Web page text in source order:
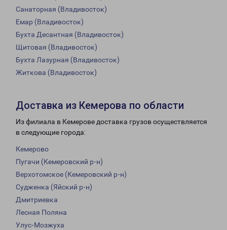
Санаторная (Владивосток)
Емар (Владивосток)
Бухта Десантная (Владивосток)
Щитовая (Владивосток)
Бухта Лазурная (Владивосток)
Житкова (Владивосток)
Доставка из Кемерова по области
Из филиала в Кемерове доставка грузов осуществляется
в следующие города:
Кемерово
Пугачи (Кемеровский р-н)
Верхотомское (Кемеровский р-н)
Судженка (Яйский р-н)
Дмитриевка
Лесная Поляна
Улус-Мозжуха